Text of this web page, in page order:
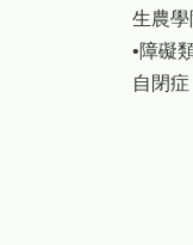
生農學
•障礙
自閉